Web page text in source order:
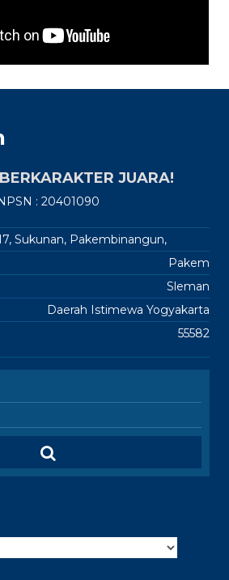
JUARA!
NPSN : 20401090
Sukunan, Pakembinangun,
Pakem
Sleman
Daerah Istimewa Yogyakarta
55582